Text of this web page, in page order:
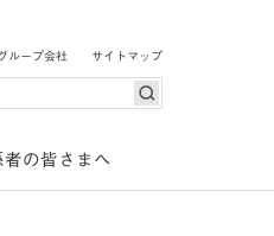
者の皆さまへ
ループ会社 サイトマップ